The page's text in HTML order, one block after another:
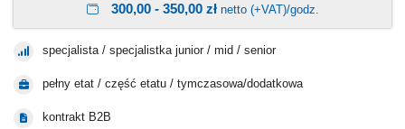
300,00 - 350,00 złnetto (+VAT)/godz.
specjalista / specjalistka junior / mid / senior
pełny etat / część etatu / tymczasowa/dodatkowa
kontrakt B2B